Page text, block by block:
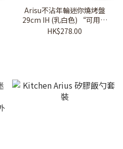
Arisu不沾年輪迷你燒烤盤
29cm IH (乳白色) “可用於
電磁爐”
HK$278.00